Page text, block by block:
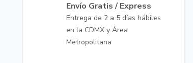
Envío Gratis / Express
Entrega de 2 a 5 días hábiles
en la CDMX y Área
Metropolitana